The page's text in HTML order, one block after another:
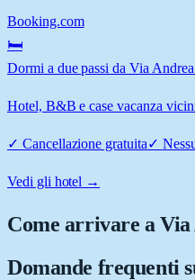
Booking.com
🛏️
Dormi a due passi da Via
Hotel, B&B e case vacanza
✓ Cancellazione gratuita✓
Vedi gli hotel →
Come arrivare aVia
Domande frequenti